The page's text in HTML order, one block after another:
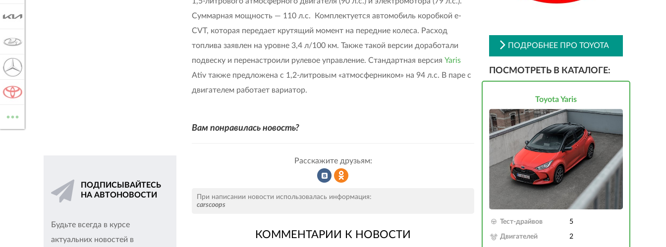
Суммарная мощность — 110 л.с. Комплектуется автомобиль коробкой e-
CVT, которая передает крутящий момент на передние колеса. Расход
топлива заявлен на уровне 3,4 л/100 км. Также такой версии доработали
подвеску и перенастроили рулевое управление. Стандартная версия Yaris
Ativ также предложена с 1,2-литровым «атмосферником» на 94 л.с. В паре с
двигателем работает вариатор.
Вам понравилась новость?
Расскажите друзьям:
во
При написании новости использовалась информация:
carscoops
КОММЕНТАРИИ К НОВОСТИ
ПОДПИСЫВАЙТЕСЬ
НА АВТОНОВОСТИ
Будьте всегда в курсе
актуальних новостей в
ПОДРОБНЕЕ ПРО TOYOTA
ПОСМОТРЕТЬ В КАТАЛОГЕ:
Toyota Yaris
Тест-драйвов 5
Двигателей 2
...